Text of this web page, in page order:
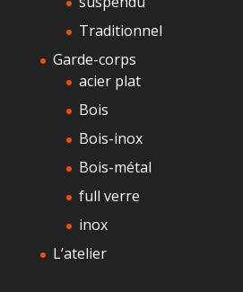
Traditionnel
Garde-corps
acier plat
Bois
Bois-inox
Bois-métal
full verre
inox
L’atelier